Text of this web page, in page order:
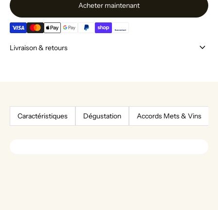
Acheter maintenant
Livraison & retours keyboard_arrow_down
Caractéristiques Dégustation Accords Mets & Vins